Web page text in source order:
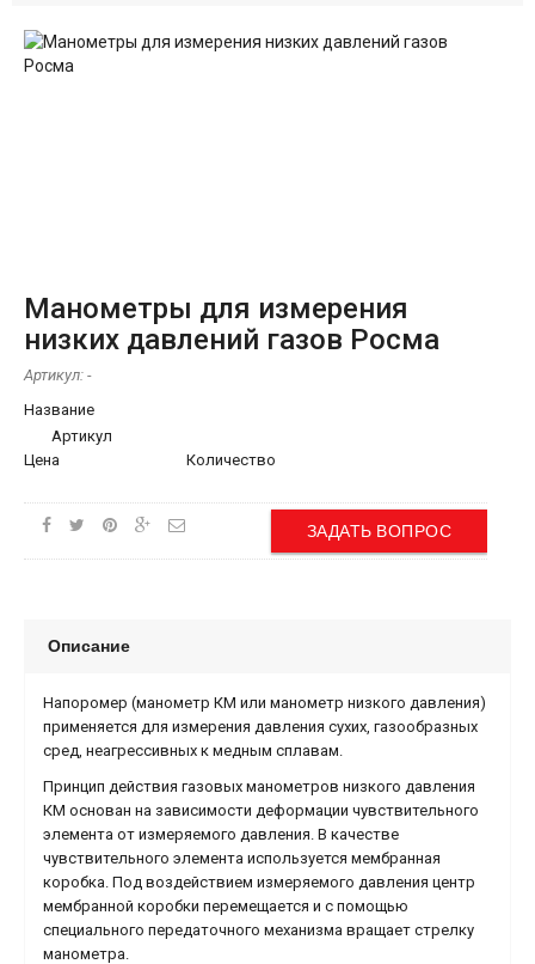
Манометры для измерения
низких давлений газов Росма
Артикул: -
Название
Артикул
Цена
Количество
ЗАДАТЬ ВОПРОС
Описание
Напоромер (манометр КМ или манометр низкого давления)
применяется для измерения давления сухих, газообразных
сред, неагрессивных к медным сплавам.
Принцип действия газовых манометров низкого давления
КМ основан на зависимости деформации чувствительного
элемента от измеряемого давления. В качестве
чувствительного элемента используется мембранная
коробка. Под воздействием измеряемого давления центр
мембранной коробки перемещается и с помощью
специального передаточного механизма вращает стрелку
манометра.